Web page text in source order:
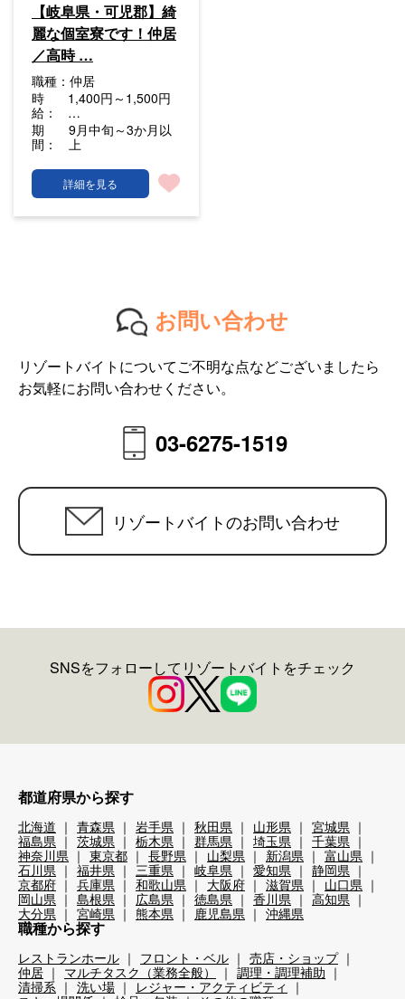
【岐阜県・可児郡】綺
麗な個室寮です！仲居
／高時 …
職種： 仲居
時
給：
1,400円～1,500円
…
期
間：
9月中旬～3か月以
上
詳細を見る
お問い合わせ
リゾートバイトについてご不明な点などございましたら
お気軽にお問い合わせください。
03-6275-1519
リゾートバイトのお問い合わせ
SNSをフォローしてリゾートバイトをチェック
都道府県から探す
北海道 青森県 岩手県 秋田県 山形県
宮城県
福島県
茨城県 栃木県 群馬県 埼玉県
千葉県
神奈川県
東京都 長野県 山梨県 新潟県
富山県
石川県
福井県 三重県 岐阜県 愛知県
静岡県
京都府
兵庫県 和歌山県 大阪府 滋賀県
山口県
岡山県
島根県 広島県 徳島県 香川県
高知県
大分県
宮崎県 熊本県 鹿児島県 沖縄県
職種から探す
レストランホール フロント・ベル
売店・ショップ
仲居
マルチタスク（業務全般）
調理・調理補助
清掃系
洗い場
レジャー・アクティビティ